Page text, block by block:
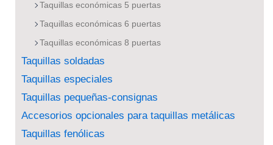
Taquillas económicas 5 puertas
Taquillas económicas 6 puertas
Taquillas económicas 8 puertas
Taquillas soldadas
Taquillas especiales
Taquillas pequeñas-consignas
Accesorios opcionales para taquillas metálicas
Taquillas fenólicas